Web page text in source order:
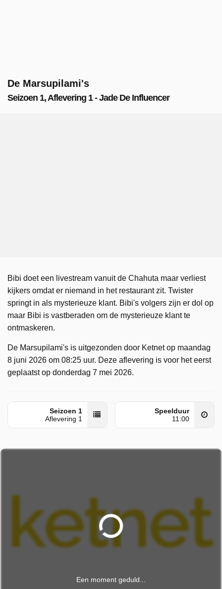
De Marsupilami's
Seizoen 1, Aflevering 1 - Jade De Influencer
Bibi doet een livestream vanuit de Chahuta maar verliest
kijkers omdat er niemand in het restaurant zit. Twister
springt in als mysterieuze klant. Bibi's volgers zijn er dol op
maar Bibi is vastberaden om de mysterieuze klant te
ontmaskeren.
De Marsupilami's is uitgezonden door Ketnet op maandag
8 juni 2026 om 08:25 uur. Deze aflevering is voor het eerst
geplaatst op donderdag 7 mei 2026.
Seizoen 1
Aflevering 1
Speelduur
11:00
Een moment geduld...